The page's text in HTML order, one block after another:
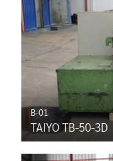
B-01
TAIYO TB-50-3D